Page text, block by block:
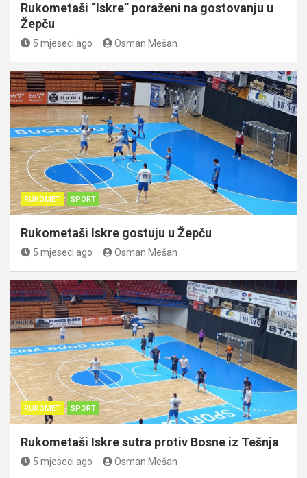
Rukometaši “Iskre” poraženi na gostovanju u
Žepču
5 mjeseci ago Osman Mešan
RUKOMET SPORT
Rukometaši Iskre gostuju u Žepču
5 mjeseci ago Osman Mešan
RUKOMET SPORT
Rukometaši Iskre sutra protiv Bosne iz Tešnja
5 mjeseci ago Osman Mešan